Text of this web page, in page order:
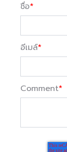
ชื่อ*
อีเมล์*
Comment*